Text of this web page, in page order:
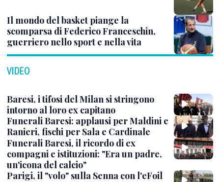
Il mondo del basket piange la
scomparsa di Federico Franceschin,
guerriero nello sport e nella vita
VIDEO
Baresi, i tifosi del Milan si stringono
intorno al loro ex capitano
Funerali Baresi: applausi per Maldini e
Ranieri, fischi per Sala e Cardinale
Funerali Baresi, il ricordo di ex
compagni e istituzioni: "Era un padre,
un'icona del calcio"
Parigi, il "volo" sulla Senna con l'eFoil